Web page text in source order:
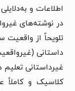
اطلاعات و
در نوشته‌های
تلویحاً از واقعیت
داستانی
غیرداستانی
کلاسیک و